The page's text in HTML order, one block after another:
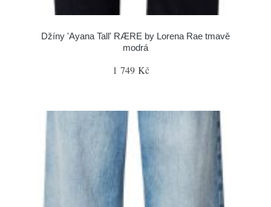
Džíny 'Ayana Tall' RÆRE by Lorena Rae tmavě
modrá
1 749 Kč